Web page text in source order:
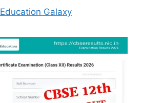
Education Galaxy